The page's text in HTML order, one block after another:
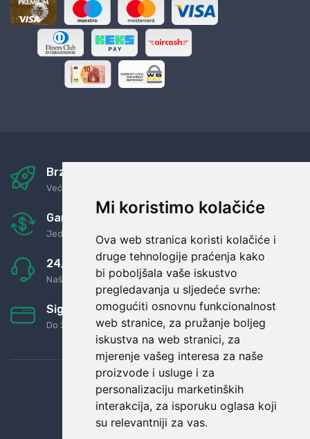
Mi koristimo kolačiće
Ova web stranica koristi kolačiće i
druge tehnologije praćenja kako
bi poboljšala vaše iskustvo
pregledavanja u sljedeće svrhe:
omogućiti osnovnu funkcionalnost
web stranice, za pružanje boljeg
iskustva na web stranici, za
mjerenje vašeg interesa za naše
proizvode i usluge i za
personalizaciju marketinških
interakcija, za isporuku oglasa koji
su relevantniji za vas.
Brza i sigurna dostava
Već za nekoliko dana kod vas
Garancija u povrat novaca
Jednostavno pravilo: Roba za novac
24/7 odlična podrška
Naši agenti uvijek na raspolaganju
Sigurno obročno plaćanje
Do 24 rata bez kamata